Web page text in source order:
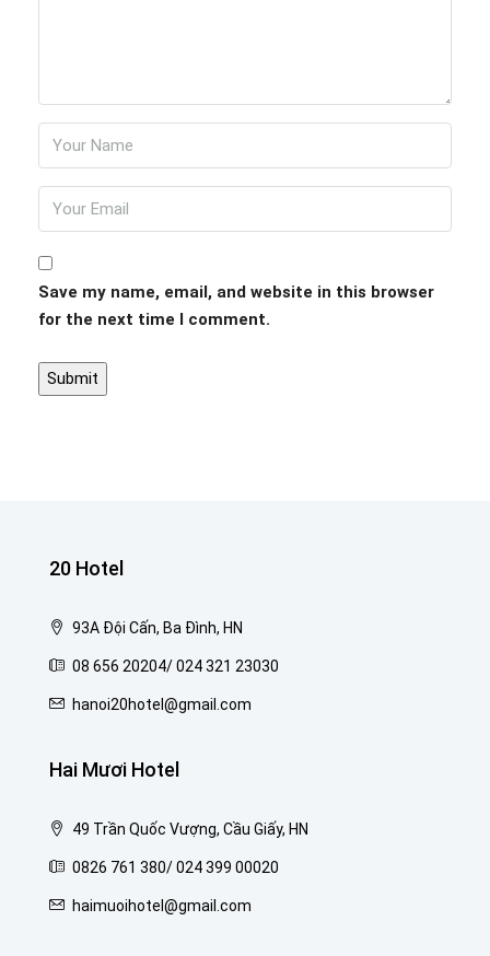
Save my name, email, and website in this browser
for the next time I comment.
20 Hotel
93A Đội Cấn, Ba Đình, HN
08 656 20204/ 024 321 23030
hanoi20hotel@gmail.com
Hai Mươi Hotel
49 Trần Quốc Vượng, Cầu Giấy, HN
0826 761 380/ 024 399 00020
haimuoihotel@gmail.com